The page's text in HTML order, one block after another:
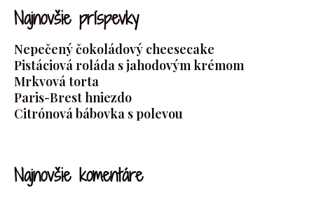
Najnovšie príspevky
Nepečený čokoládový cheesecake
Pistáciová roláda s jahodovým krémom
Mrkvová torta
Paris-Brest hniezdo
Citrónová bábovka s polevou
Najnovšie komentáre